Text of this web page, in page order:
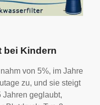
bei Kindern
von 5%, im Jahre
zu, und sie steigt
Jahren geglaubt,